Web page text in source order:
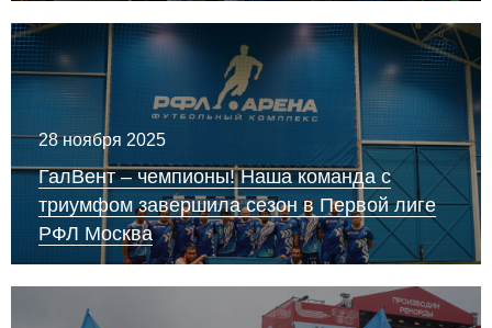
28 ноября 2025
ГалВент – чемпионы! Наша команда с
триумфом завершила сезон в Первой лиге
РФЛ Москва